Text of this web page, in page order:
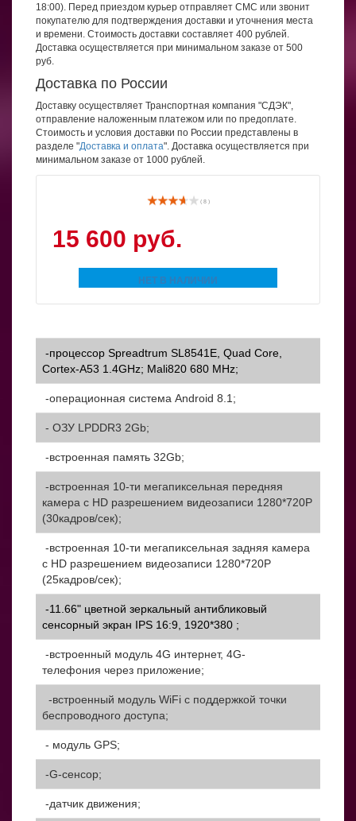
18:00). Перед приездом курьер отправляет СМС или звонит
покупателю для подтверждения доставки и уточнения места
и времени. Стоимость доставки составляет 400 рублей.
Доставка осуществляется при минимальном заказе от 500
руб.
Доставка по России
Доставку осуществляет Транспортная компания "СДЭК",
отправление наложенным платежом или по предоплате.
Стоимость и условия доставки по России представлены в
разделе "Доставка и оплата". Доставка осуществляется при
минимальном заказе от 1000 рублей.
( 8 )
15 600 руб.
НЕТ В НАЛИЧИИ
-процессор Spreadtrum SL8541E, Quad Core,
Cortex-A53 1.4GHz; Mali820 680 MHz;
-операционная система Android 8.1;
- ОЗУ LPDDR3 2Gb;
-встроенная память 32Gb;
-встроенная 10-ти мегапиксельная передняя
камера с HD разрешением видеозаписи 1280*720Р
(30кадров/сек);
-встроенная 10-ти мегапиксельная задняя камера
с HD разрешением видеозаписи 1280*720Р
(25кадров/сек);
-11.66" цветной зеркальный антибликовый
сенсорный экран IPS 16:9, 1920*380 ;
-встроенный модуль 4G интернет, 4G-
телефония через приложение;
-встроенный модуль WiFi с поддержкой точки
беспроводного доступа;
- модуль GPS;
-G-сенсор;
-датчик движения;